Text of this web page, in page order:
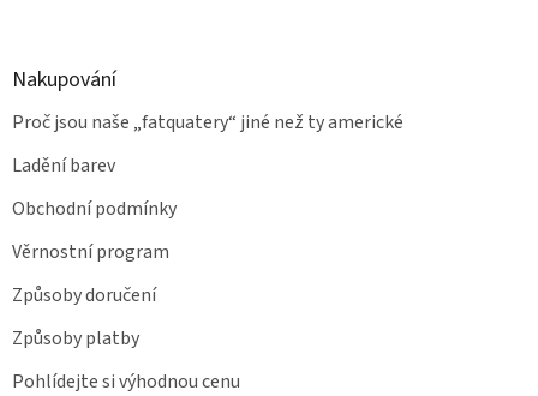
Nakupování
Proč jsou naše „fatquatery“ jiné než ty americké
Ladění barev
Obchodní podmínky
Věrnostní program
Způsoby doručení
Způsoby platby
Pohlídejte si výhodnou cenu